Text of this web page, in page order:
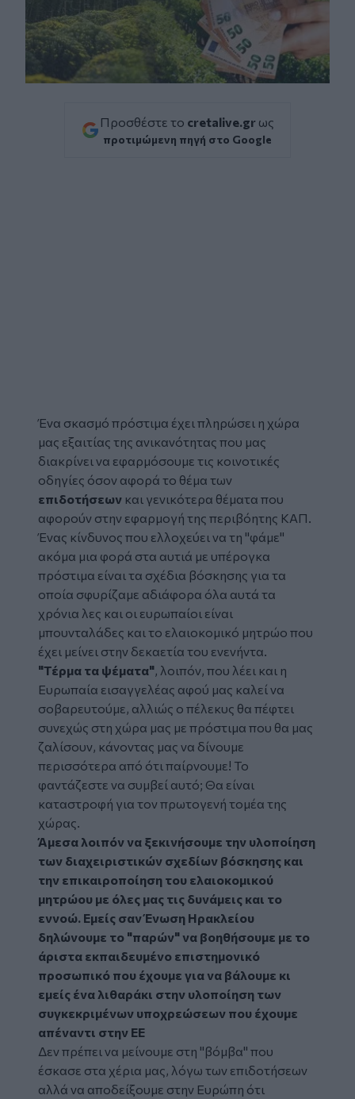
Προσθέστε το cretalive.gr ως
προτιμώμενη πηγή στο Google
Ένα σκασμό πρόστιμα έχει πληρώσει η χώρα
μας εξαιτίας της ανικανότητας που μας
διακρίνει να εφαρμόσουμε τις κοινοτικές
οδηγίες όσον αφορά το θέμα των
επιδοτήσεων και γενικότερα θέματα που
αφορούν στην εφαρμογή της περιβόητης ΚΑΠ.
Ένας κίνδυνος που ελλοχεύει να τη "φάμε"
ακόμα μια φορά στα αυτιά με υπέρογκα
πρόστιμα είναι τα σχέδια βόσκησης για τα
οποία σφυρίζαμε αδιάφορα όλα αυτά τα
χρόνια λες και οι ευρωπαίοι είναι
μπουνταλάδες και το ελαιοκομικό μητρώο που
έχει μείνει στην δεκαετία του ενενήντα.
"Τέρμα τα ψέματα", λοιπόν, που λέει και η
Ευρωπαία εισαγγελέας αφού μας καλεί να
σοβαρευτούμε, αλλιώς ο πέλεκυς θα πέφτει
συνεχώς στη χώρα μας με πρόστιμα που θα μας
ζαλίσουν, κάνοντας μας να δίνουμε
περισσότερα από ότι παίρνουμε! Το
φαντάζεστε να συμβεί αυτό; Θα είναι
καταστροφή για τον πρωτογενή τομέα της
χώρας.
Άμεσα λοιπόν να ξεκινήσουμε την υλοποίηση
των διαχειριστικών σχεδίων βόσκησης και
την επικαιροποίηση του ελαιοκομικού
μητρώου με όλες μας τις δυνάμεις και το
εννοώ. Εμείς σαν Ένωση Ηρακλείου
δηλώνουμε το "παρών" να βοηθήσουμε με το
άριστα εκπαιδευμένο επιστημονικό
προσωπικό που έχουμε για να βάλουμε κι
εμείς ένα λιθαράκι στην υλοποίηση των
συγκεκριμένων υποχρεώσεων που έχουμε
απέναντι στην ΕΕ
Δεν πρέπει να μείνουμε στη "βόμβα" που
έσκασε στα χέρια μας, λόγω των επιδοτήσεων
αλλά να αποδείξουμε στην Ευρώπη ότι